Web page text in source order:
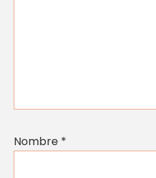
Nombre *